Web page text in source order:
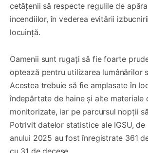
cetățenii să respecte regulile de
incendiilor, în vederea evitării
locuință.
Oamenii sunt rugați să fie foarte
optează pentru utilizarea lumânărilor
Acestea trebuie să fie amplasate în
îndepărtate de haine și alte materiale
monitorizate, iar pe parcursul nopții
Potrivit datelor statistice ale IGSU, de
anului 2025 au fost înregistrate 361
cu 31 de decese.